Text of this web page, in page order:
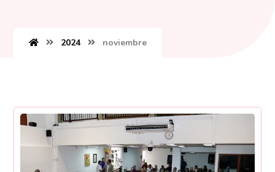
2024 noviembre